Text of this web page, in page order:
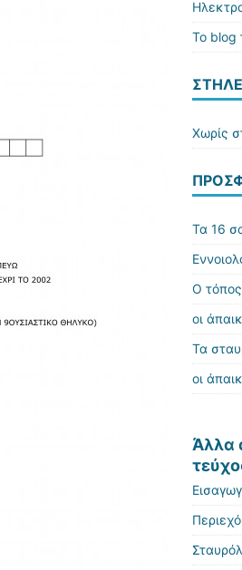
Το blog
Χωρίς
Τα 16
Ο
οι
Τα
οι
Άλλα